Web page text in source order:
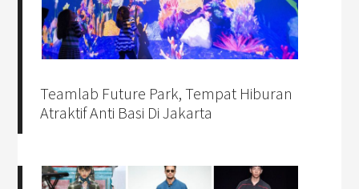
Teamlab Future Park, Tempat Hiburan
Atraktif Anti Basi Di Jakarta